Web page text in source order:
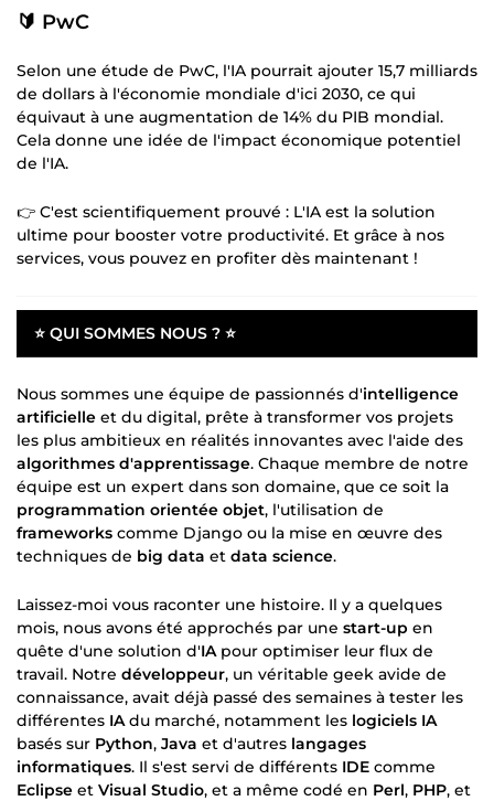
🔰 PwC
Selon une étude de PwC, l'IA pourrait ajouter 15,7 milliards
de dollars à l'économie mondiale d'ici 2030, ce qui
équivaut à une augmentation de 14% du PIB mondial.
Cela donne une idée de l'impact économique potentiel
de l'IA.
👉 C'est scientifiquement prouvé : L'IA est la solution
ultime pour booster votre productivité. Et grâce à nos
services, vous pouvez en profiter dès maintenant !
⭐ QUI SOMMES NOUS ? ⭐
Nous sommes une équipe de passionnés d'intelligence
artificielle et du digital, prête à transformer vos projets
les plus ambitieux en réalités innovantes avec l'aide des
algorithmes d'apprentissage. Chaque membre de notre
équipe est un expert dans son domaine, que ce soit la
programmation orientée objet, l'utilisation de
frameworks comme Django ou la mise en œuvre des
techniques de big data et data science.
Laissez-moi vous raconter une histoire. Il y a quelques
mois, nous avons été approchés par une start-up en
quête d'une solution d'IApour optimiser leur flux de
travail. Notre développeur, un véritable geek avide de
connaissance, avait déjà passé des semaines à tester les
différentes IAdu marché, notamment les logiciels IA
basés sur Python, Java et d'autres langages
informatiques. Il s'est servi de différents IDE comme
Eclipse et Visual Studio, et a même codé en Perl, PHP, et